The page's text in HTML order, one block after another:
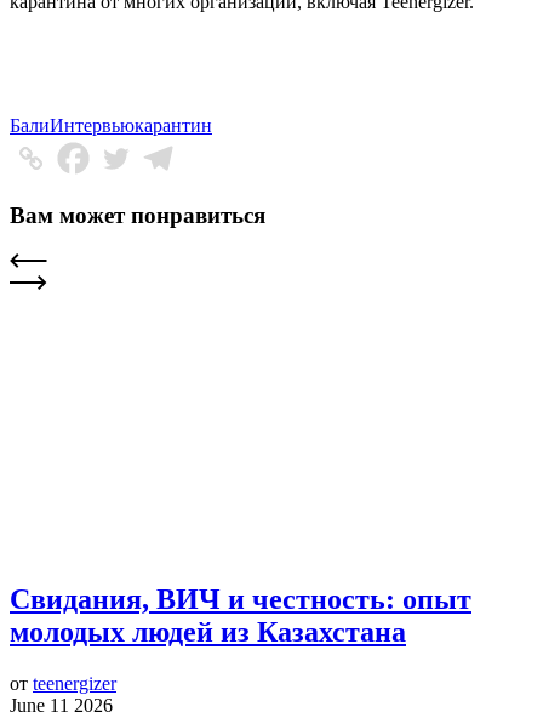
БалиИнтервьюкарантин
Вам может понравиться
Свидания, ВИЧ и честность: опыт
молодых людей из Казахстана
от teenergizer
June 11 2026